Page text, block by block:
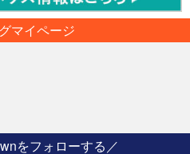
マイページ
をフォローする／